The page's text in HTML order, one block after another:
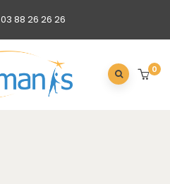
03 88 26 26 26
0